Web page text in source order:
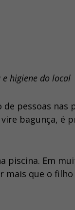
higiene do local
pessoas nas
bagunça, é
piscina. Em
que o